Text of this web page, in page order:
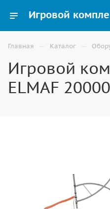
Главная — Каталог —
Игровой
ELMAF